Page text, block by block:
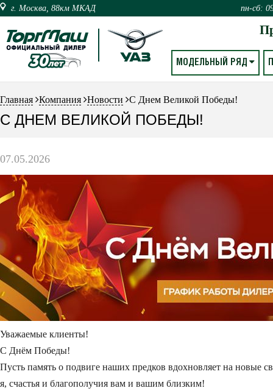
г. Москва, 88км МКАД пн-сб:
МОДЕЛЬНЫЙ РЯД
Главная Компания Новости С Днем Великой Победы!
С ДНЕМ ВЕЛИКОЙ ПОБЕДЫ!
07.05.2026
Уважаемые клиенты!
С Днём Победы!
Пусть память о подвиге наших предков вдохновляет на новые
я, счастья и благополучия вам и вашим близким!